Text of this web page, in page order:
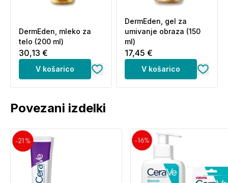
krem, da izboljšate njihovo absorpcijo in povečate
učinkovitost rutine.
Katere nečistoče odstranjuje
micelarni tonik?
nečistoče in sledi ličil, kožo pa pusti čisto in
DermEden, mleko za
telo (200 ml)
30,13 €
V košarico
DermEden, gel za
umivanje obraza (150
ml)
17,45 €
V košarico
Povezani izdelki